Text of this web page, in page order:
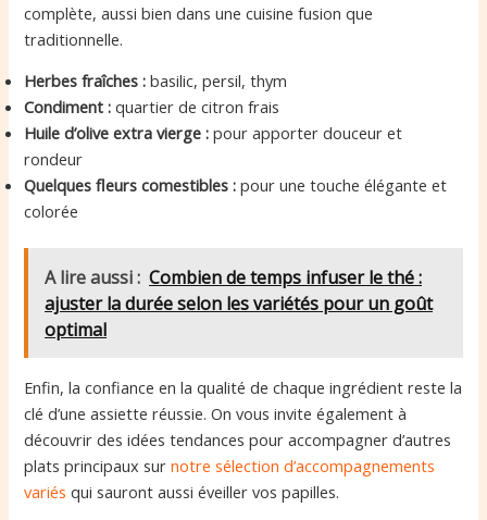
complète, aussi bien dans une cuisine fusion que
traditionnelle.
Herbes fraîches : basilic, persil, thym
Condiment : quartier de citron frais
Huile d’olive extra vierge : pour apporter douceur et
rondeur
Quelques fleurs comestibles : pour une touche élégante et
colorée
A lire aussi : Combien de temps infuser le thé :
ajuster la durée selon les variétés pour un goût
optimal
Enfin, la confiance en la qualité de chaque ingrédient reste la
clé d’une assiette réussie. On vous invite également à
découvrir des idées tendances pour accompagner d’autres
plats principaux surnotre sélection d’accompagnements
variés qui sauront aussi éveiller vos papilles.